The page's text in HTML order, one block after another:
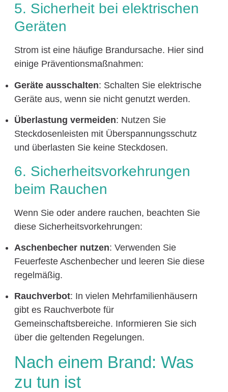
5. Sicherheit bei elektrischen
Geräten
Strom ist eine häufige Brandursache. Hier sind
einige Präventionsmaßnahmen:
Geräte ausschalten: Schalten Sie elektrische
Geräte aus, wenn sie nicht genutzt werden.
Überlastung vermeiden: Nutzen Sie
Steckdosenleisten mit Überspannungsschutz
und überlasten Sie keine Steckdosen.
6. Sicherheitsvorkehrungen
beim Rauchen
Wenn Sie oder andere rauchen, beachten Sie
diese Sicherheitsvorkehrungen:
Aschenbecher nutzen: Verwenden Sie
Feuerfeste Aschenbecher und leeren Sie diese
regelmäßig.
Rauchverbot: In vielen Mehrfamilienhäusern
gibt es Rauchverbote für
Gemeinschaftsbereiche. Informieren Sie sich
über die geltenden Regelungen.
Nach einem Brand: Was
zu tun ist